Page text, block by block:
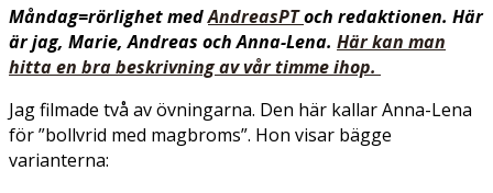
Måndag=rörlighet medAndreasPToch redaktionen. Här
är jag, Marie, Andreas och Anna-Lena. Här kan man
hitta en bra beskrivning av vår timme ihop.
Jag filmade två av övningarna. Den här kallar Anna-Lena
för ”bollvrid med magbroms”. Hon visar bägge
varianterna: